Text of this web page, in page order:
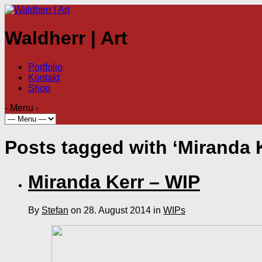
Waldherr | Art
Portfolio
Kontakt
Shop
- Menu -
Posts tagged with ‘Miranda
Miranda Kerr – WIP
By Stefan on 28. August 2014 in WIPs